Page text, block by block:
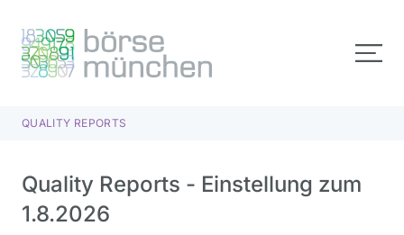
QUALITY REPORTS
Quality Reports - Einstellung zum
1.8.2026